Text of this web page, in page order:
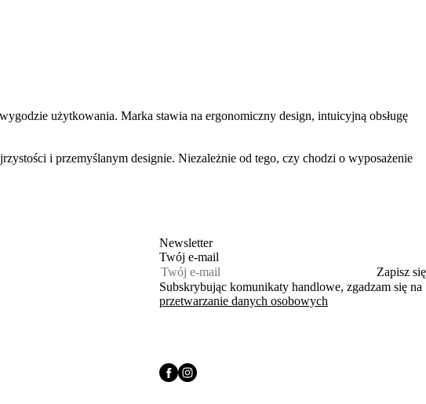
użytkowania. Marka stawia na ergonomiczny design, intuicyjną obsługę
i przemyślanym designie. Niezależnie od tego, czy chodzi o wyposażenie
Newsletter
Twój e‑mail
Zapisz się
Subskrybując komunikaty handlowe, zgadzam się na
przetwarzanie danych osobowych